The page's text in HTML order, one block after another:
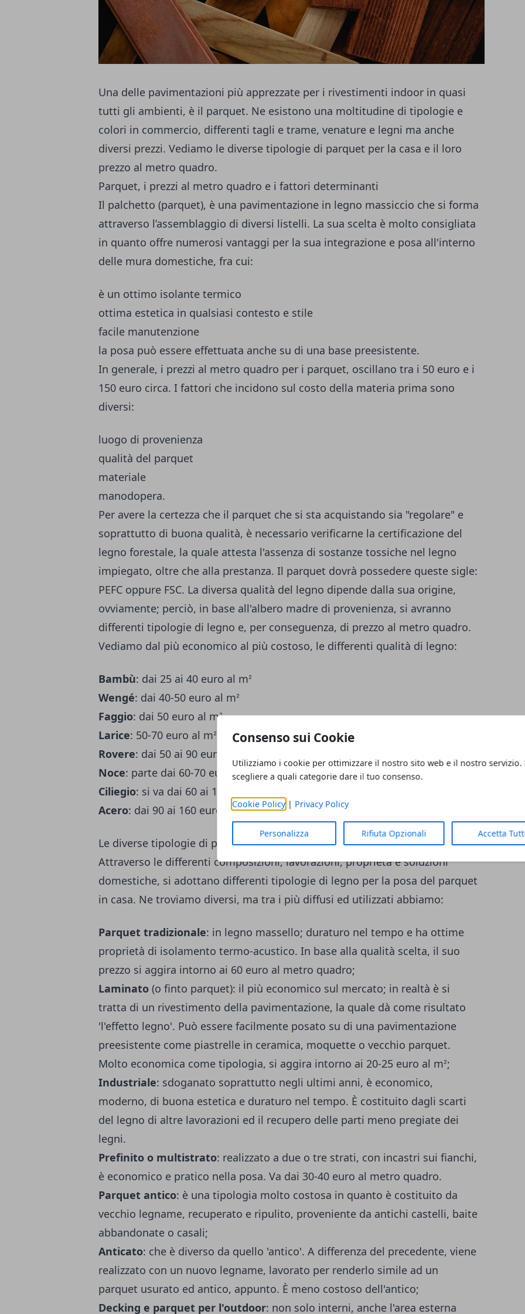
Consenso sui Cookie
Utilizziamo i cookie per ottimizzare il nostro sito web e il nostro servizio.
scegliere a quali categorie dare il tuo consenso.
Cookie Policy| Privacy Policy
Personalizza Rifiuta Opzionali Accetta
Una delle pavimentazioni più apprezzate per i rivestimenti indoor in quasi
tutti gli ambienti, è il parquet. Ne esistono una moltitudine di tipologie e
colori in commercio, differenti tagli e trame, venature e legni ma anche
diversi prezzi. Vediamo le diverse tipologie di parquet per la casa e il loro
prezzo al metro quadro.
Parquet, i prezzi al metro quadro e i fattori determinanti
Il palchetto (parquet), è una pavimentazione in legno massiccio che si forma
attraverso l’assemblaggio di diversi listelli. La sua scelta è molto consigliata
in quanto offre numerosi vantaggi per la sua integrazione e posa all'interno
delle mura domestiche, fra cui:
è un ottimo isolante termico
ottima estetica in qualsiasi contesto e stile
facile manutenzione
la posa può essere effettuata anche su di una base preesistente.
In generale, i prezzi al metro quadro per i parquet, oscillano tra i 50 euro e i
150 euro circa. I fattori che incidono sul costo della materia prima sono
diversi:
luogo di provenienza
qualità del parquet
materiale
manodopera.
Per avere la certezza che il parquet che si sta acquistando sia "regolare" e
soprattutto di buona qualità, è necessario verificarne la certificazione del
legno forestale, la quale attesta l'assenza di sostanze tossiche nel legno
impiegato, oltre che alla prestanza. Il parquet dovrà possedere queste sigle:
PEFC oppure FSC. La diversa qualità del legno dipende dalla sua origine,
ovviamente; perciò, in base all'albero madre di provenienza, si avranno
differenti tipologie di legno e, per conseguenza, di prezzo al metro quadro.
Vediamo dal più economico al più costoso, le differenti qualità di legno:
Bambù: dai 25 ai 40 euro al mᒾ
Wengé: dai 40-50 euro al mᒾ
Faggio: dai 50 euro al mᒾ
Larice: 50-70 euro al mᒾ
Rovere: dai 50 ai 90 euro al mᒾ
Noce: parte dai 60-70 euro al mᒾ
Ciliegio: si va dai 60 ai 150 euro al mᒾ
Acero: dai 90 ai 160 euro al mᒾ.
Le diverse tipologie di parquet da scegliere per la casa
Attraverso le differenti composizioni, lavorazioni, proprietà e soluzioni
domestiche, si adottano differenti tipologie di legno per la posa del parquet
in casa. Ne troviamo diversi, ma tra i più diffusi ed utilizzati abbiamo:
Parquet tradizionale: in legno massello; duraturo nel tempo e ha ottime
proprietà di isolamento termo-acustico. In base alla qualità scelta, il suo
prezzo si aggira intorno ai 60 euro al metro quadro;
Laminato (o finto parquet): il più economico sul mercato; in realtà è si
tratta di un rivestimento della pavimentazione, la quale dà come risultato
'l'effetto legno'. Può essere facilmente posato su di una pavimentazione
preesistente come piastrelle in ceramica, moquette o vecchio parquet.
Molto economica come tipologia, si aggira intorno ai 20-25 euro al mᒾ;
Industriale: sdoganato soprattutto negli ultimi anni, è economico,
moderno, di buona estetica e duraturo nel tempo. È costituito dagli scarti
del legno di altre lavorazioni ed il recupero delle parti meno pregiate dei
legni.
Prefinito o multistrato: realizzato a due o tre strati, con incastri sui fianchi,
è economico e pratico nella posa. Va dai 30-40 euro al metro quadro.
Parquet antico: è una tipologia molto costosa in quanto è costituito da
vecchio legname, recuperato e ripulito, proveniente da antichi castelli, baite
abbandonate o casali;
Anticato: che è diverso da quello 'antico'. A differenza del precedente, viene
realizzato con un nuovo legname, lavorato per renderlo simile ad un
parquet usurato ed antico, appunto. È meno costoso dell'antico;
Decking e parquet per l'outdoor: non solo interni, anche l'area esterna